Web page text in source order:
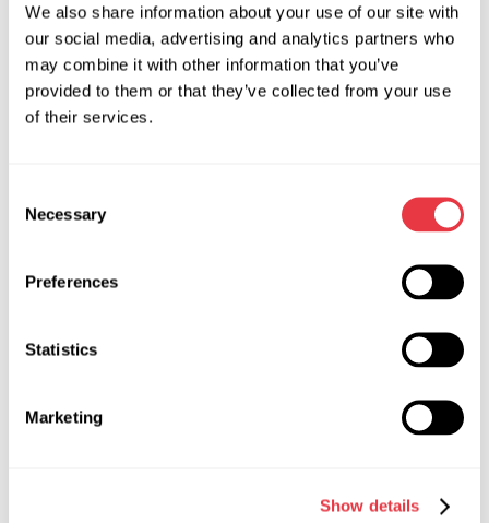
We also share information about your use of our site with
our social media, advertising and analytics partners who
may combine it with other information that you’ve
provided to them or that they’ve collected from your use
of their services.
Selection
Necessary
Preferences
Statistics
Marketing
Show details
Щоб досягти успіху, ми виконали дуже велику роботу і
сподіваємося, що отримані досягнення допоможуть усім
нам у відновленні цих агрегатів.
АКТУАЛЬНІ НОВИНИ
НОВИНИ
19.01.2026
У 2026 році MSG Equipment буде представлено